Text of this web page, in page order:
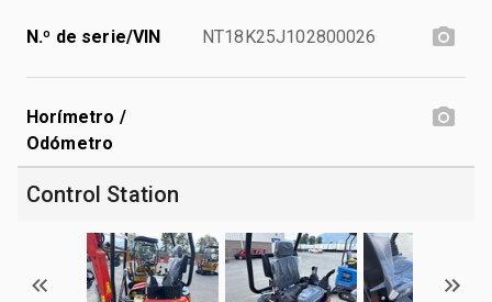
N.º de serie/VIN NT18K25J102800026
Horímetro /
Odómetro
Control Station